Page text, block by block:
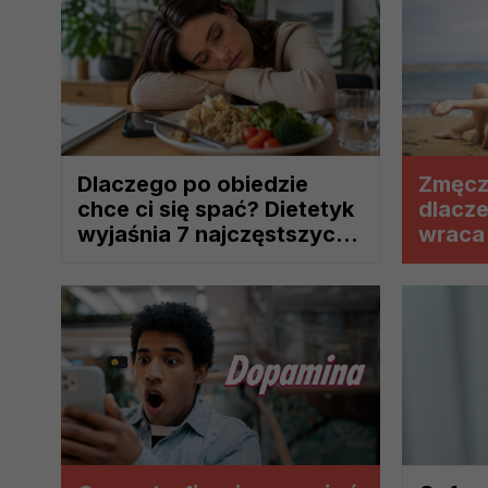
Dlaczego po obiedzie
chce ci się spać? Dietetyk
wyjaśnia 7 najczęstszych
prawną dla pomiarów
Przetwarzanie Twoich danych
zgody.